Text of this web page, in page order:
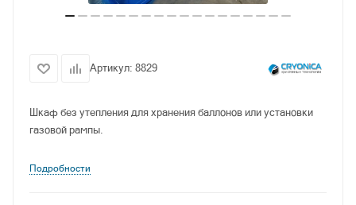
Артикул: 8829
Шкаф без утепления для хранения баллонов или установки
газовой рампы.
Подробности